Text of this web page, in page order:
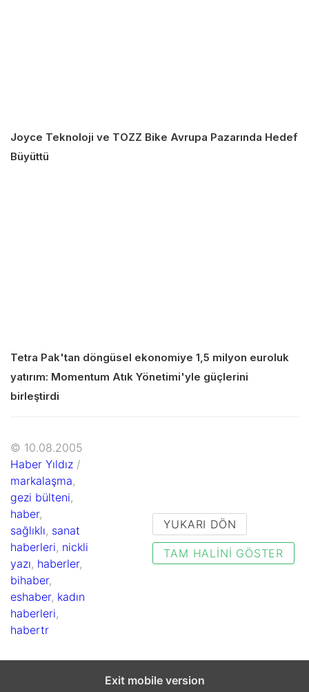
Joyce Teknoloji ve TOZZ Bike Avrupa Pazarında Hedef
Büyüttü
Tetra Pak'tan döngüsel ekonomiye 1,5 milyon euroluk
yatırım: Momentum Atık Yönetimi'yle güçlerini
birleştirdi
© 10.08.2005
Haber Yıldız /
markalaşma,
gezi bülteni,
haber,
sağlıklı, sanat
haberleri, nickli
yazı, haberler,
bihaber,
eshaber, kadın
haberleri,
habertr
YUKARI DÖN
TAM HALINI GÖSTER
Exit mobile version